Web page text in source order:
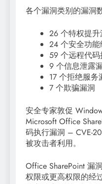
各个漏洞类别的漏洞
26 个特权提升
24 个安全功
59 个远程代
9 个信息泄露
17 个拒绝服务
7 个欺骗漏洞
安全专家敦促
Microsoft Office
码执行漏洞 – CVE-
被攻击者利用。
Office SharePoint 漏
权限或更高权限的经